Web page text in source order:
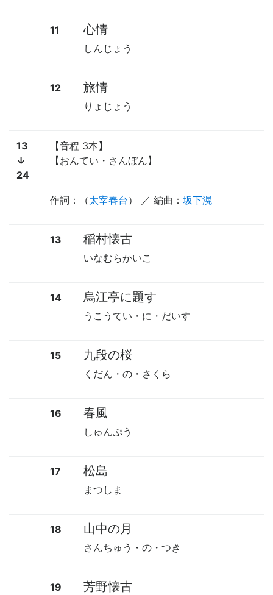
11 心情
しんじょう
12 旅情
りょじょう
13
↓
24
【音程 3本】
【おんてい・さんぼん】
作詞：（太宰春台 ） ／ 編曲： 坂下滉
13 稲村懐古
いなむらかいこ
14 烏江亭に題す
うこうてい・に・だいす
15 九段の桜
くだん・の・さくら
16 春風
しゅんぷう
17 松島
まつしま
18 山中の月
さんちゅう・の・つき
19 芳野懐古